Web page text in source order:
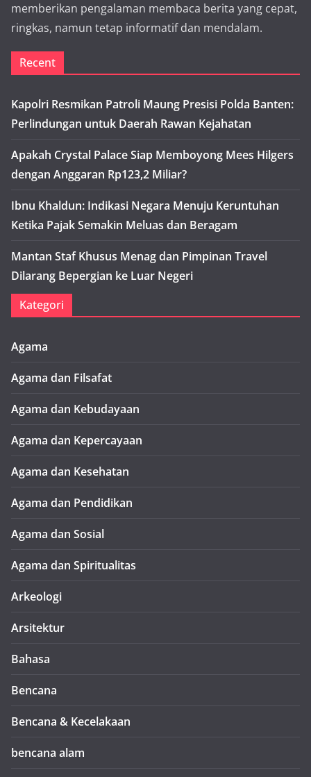
memberikan pengalaman membaca berita yang cepat,
ringkas, namun tetap informatif dan mendalam.
Recent
Kapolri Resmikan Patroli Maung Presisi Polda Banten:
Perlindungan untuk Daerah Rawan Kejahatan
Apakah Crystal Palace Siap Memboyong Mees Hilgers
dengan Anggaran Rp123,2 Miliar?
Ibnu Khaldun: Indikasi Negara Menuju Keruntuhan
Ketika Pajak Semakin Meluas dan Beragam
Mantan Staf Khusus Menag dan Pimpinan Travel
Dilarang Bepergian ke Luar Negeri
Kategori
Agama
Agama dan Filsafat
Agama dan Kebudayaan
Agama dan Kepercayaan
Agama dan Kesehatan
Agama dan Pendidikan
Agama dan Sosial
Agama dan Spiritualitas
Arkeologi
Arsitektur
Bahasa
Bencana
Bencana & Kecelakaan
bencana alam